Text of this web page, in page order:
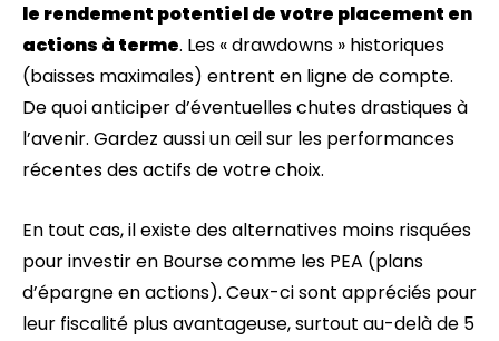
le rendement potentiel de votre placement en
actions à terme. Les « drawdowns » historiques
(baisses maximales) entrent en ligne de compte.
De quoi anticiper d’éventuelles chutes drastiques à
l’avenir. Gardez aussi un œil sur les performances
récentes des actifs de votre choix.
En tout cas, il existe des alternatives moins risquées
pour investir en Bourse comme les PEA (plans
d’épargne en actions). Ceux-ci sont appréciés pour
leur fiscalité plus avantageuse, surtout au-delà de 5